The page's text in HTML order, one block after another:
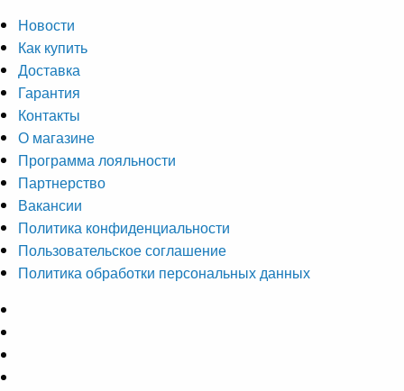
Новости
Как купить
Доставка
Гарантия
Контакты
О магазине
Программа лояльности
Партнерство
Вакансии
Политика конфиденциальности
Пользовательское соглашение
Политика обработки персональных данных